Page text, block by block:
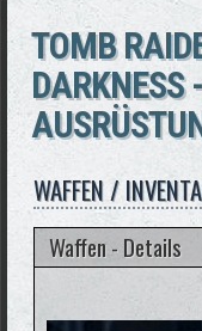
TOMB
DARKNESS
WAFFEN /
Waffen - Details